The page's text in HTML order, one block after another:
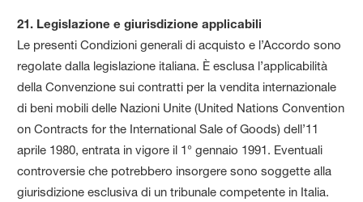
21. Legislazione e giurisdizione applicabili
Le presenti Condizioni generali di acquisto e l’Accordo sono
regolate dalla legislazione italiana. È esclusa l’applicabilità
della Convenzione sui contratti per la vendita internazionale
di beni mobili delle Nazioni Unite (United Nations Convention
on Contracts for the International Sale of Goods) dell’11
aprile 1980, entrata in vigore il 1° gennaio 1991. Eventuali
controversie che potrebbero insorgere sono soggette alla
giurisdizione esclusiva di un tribunale competente in Italia.